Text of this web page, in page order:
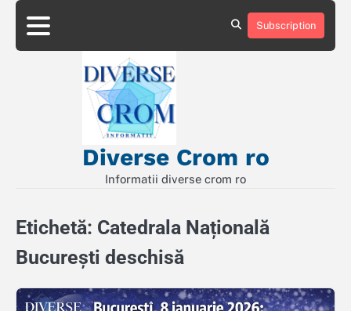
Skip
content
Contact
Politică
Subscription
Diverse Crom ro
Informatii diverse crom ro
Etichetă: Catedrala Națională
București deschisă